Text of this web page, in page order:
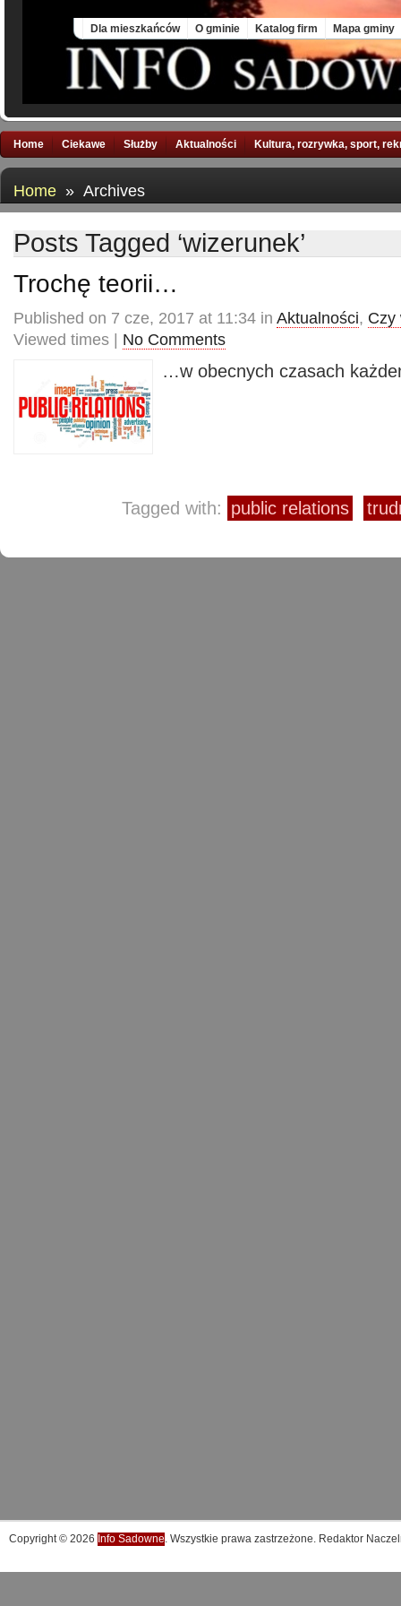
Dla mieszkańców O gminie Katalog firm Mapa gminy
Home Ciekawe Służby Aktualności Kultura, rozrywka, sport,
Home » Archives
Posts Tagged ‘wizerunek’
Trochę teorii…
Published on 7 cze, 2017 at 11:34 in Aktualności, Czy
Viewed times | No Comments
…w obecnych czasach
Tagged with: public relations
Copyright © 2026 Info Sadowne. Wszystkie prawa zastrzeżone. Redaktor